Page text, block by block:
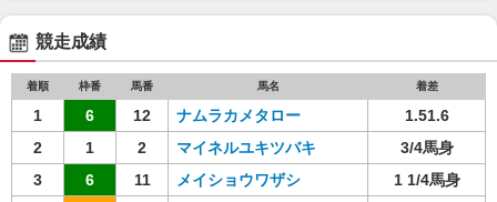
競走成績
着順 枠番 馬番 馬名 着差
1 6 12 ナムラカメタロー
1.51.6
2
1 2 マイネルユキツバキ
3/4馬身
3
6 11 メイショウワザシ
1 1/4馬身